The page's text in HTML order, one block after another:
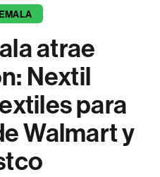
atrae
Nextil
para
Walmart y